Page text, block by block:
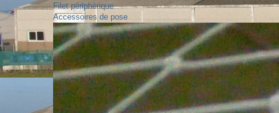
Filet périphérique
Accessoires de pose